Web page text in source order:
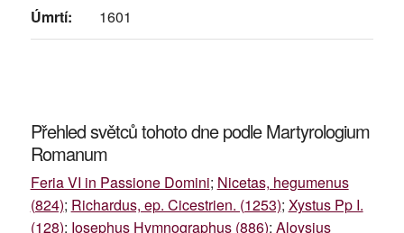
Úmrtí: 1601
Přehled světců tohoto dne podle Martyrologium
Romanum
Feria VI in Passione Domini; Nicetas, hegumenus
(824); Richardus, ep. Cicestrien. (1253); Xystus Pp I.
(128); Iosephus Hymnographus (886); Aloysius